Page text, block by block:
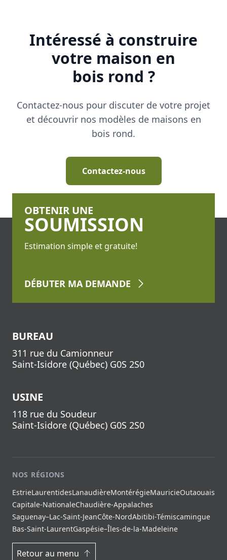
Intéressé à construire
votre maison en
bois rond ?
Contactez-nous pour discuter de votre projet
et découvrir nos modèles de maisons en
bois rond.
Contactez-nous
BUREAU
311 rue du Camionneur
Saint-Isidore (Québec) G0S 2S0
USINE
118 rue du Soudeur
Saint-Isidore (Québec) G0S 2S0
OBTENIR UNE
SOUMISSION
Estimation simple et gratuite!
DÉBUTER MA DEMANDE
NOS RÉGIONS
EstrieLaurentidesLanaudièreMontérégieMauricieOutaouais
Capitale-NationaleChaudière-Appalaches
Saguenay–Lac-Saint-JeanCôte-NordAbitibi-Témiscamingue
Bas-Saint-LaurentGaspésie–Îles-de-la-Madeleine
Retour au menu